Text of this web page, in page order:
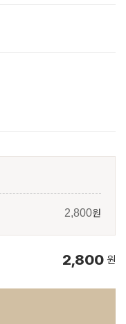
2,800원
2,800 원